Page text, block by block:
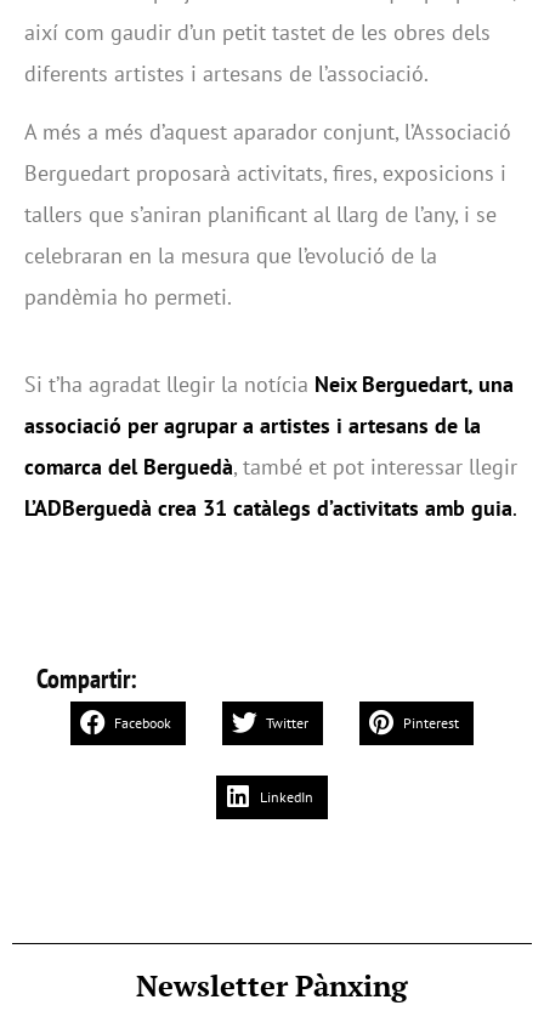
així com gaudir d’un petit tastet de les obres dels
diferents artistes i artesans de l’associació.
A més a més d’aquest aparador conjunt, l’Associació
Berguedart proposarà activitats, fires, exposicions i
tallers que s’aniran planificant al llarg de l’any, i se
celebraran en la mesura que l’evolució de la
pandèmia ho permeti.
Si t’ha agradat llegir la notícia Neix Berguedart, una
associació per agrupar a artistes i artesans de la
comarca del Berguedà, també et pot interessar llegir
L’ADBerguedà crea 31 catàlegs d’activitats amb guia.
Compartir:
Facebook Twitter Pinterest
LinkedIn
Newsletter Pànxing